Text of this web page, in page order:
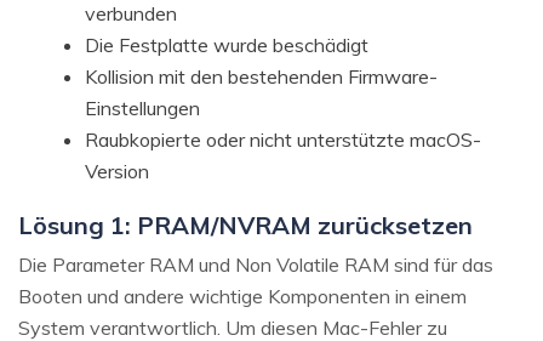
verbunden
Die Festplatte wurde beschädigt
Kollision mit den bestehenden Firmware-
Einstellungen
Raubkopierte oder nicht unterstützte macOS-
Version
Lösung 1: PRAM/NVRAM zurücksetzen
Die Parameter RAM und Non Volatile RAM sind für das
Booten und andere wichtige Komponenten in einem
System verantwortlich. Um diesen Mac-Fehler zu